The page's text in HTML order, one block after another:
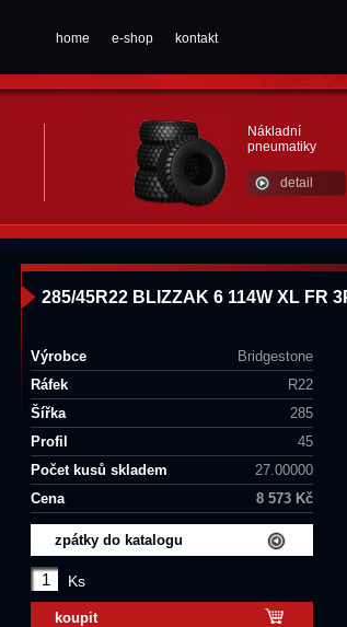
home e-shop kontakt
Nákladní
pneumatiky
detail
285/45R22 BLIZZAK 6 114W XL FR
Výrobce
Bridgestone
Ráfek
R22
Šířka
285
Profil
45
Počet kusů skladem
27.00000
Cena
8 573 Kč
zpátky do katalogu
Ks
koupit